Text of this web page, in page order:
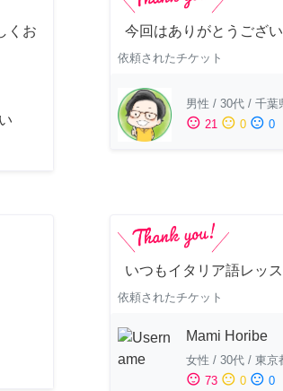
くお
今回はありがとうござ
依頼されたチケット
男性 / 30代 / 千葉
sentiment_satisfied 21 sentiment_neutral 0 sentiment_dissatisfied 0
いつもイタリア語レッ
依頼されたチケット
Mami Horibe
女性 / 30代 / 東京
sentiment_satisfied 73 sentiment_neutral 0 sentiment_dissatisfied 0